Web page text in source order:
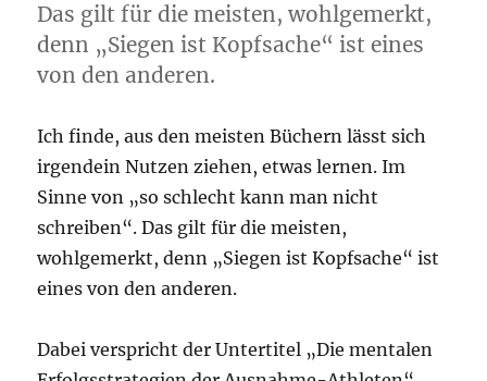
Das gilt für die meisten, wohlgemerkt,
denn „Siegen ist Kopfsache“ ist eines
von den anderen.
Ich finde, aus den meisten Büchern lässt sich
irgendein Nutzen ziehen, etwas lernen. Im
Sinne von „so schlecht kann man nicht
schreiben“. Das gilt für die meisten,
wohlgemerkt, denn „Siegen ist Kopfsache“ ist
eines von den anderen.
Dabei verspricht der Untertitel „Die mentalen